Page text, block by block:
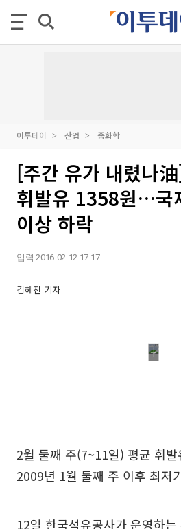
이투데이 산업 중화학
[주간 유가 내렸나
휘발유 1358원…국
이상 하락
입력 2016-02-12 17:17
김혜진 기자
2월 둘째 주(7~11일) 평균 휘
2009년 1월 둘째 주 이후 최저
12일 한국석유공사가 운영하